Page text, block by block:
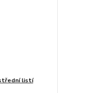
listí